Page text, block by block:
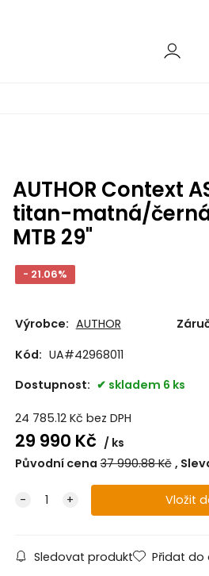
AUTHOR Context
titan-matná/
MTB 29"
- 21.06%
Výrobce: AUTHOR
Kód: UA#42968011
Dostupnost:
skladem 6 ks
24 785.12Kč bez DPH
29 990 Kč
ks
Původní cena 37 990.88Kč
Sledovat produkt Přidat do